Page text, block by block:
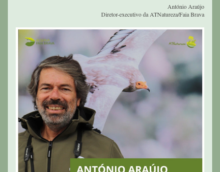
António Araújo
Diretor-executivo da ATNatureza/Faia Brava